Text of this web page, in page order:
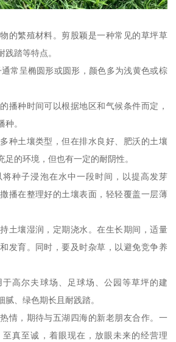
的繁殖材料。剪股颖是一种常见的草坪草
踏等特点。
常呈椭圆形或圆形，颜色多为浅黄色或棕
播种时间可以根据地区和气候条件而定，
。
种土壤类型，但在排水良好、肥沃的土壤
的环境，但也有一定的耐阴性。
种子浸泡在水中一段时间，以提高发芽
播在整理好的土壤表面，轻轻覆盖一层薄
土壤湿润，定期浇水。在生长期间，适量
发育。同时，要及时杂草，以避免竞争养
高尔夫球场、足球场、公园等草坪的建
、绿色期长且耐践踏。
情，期待与五湖四海的新老朋友合作。一
真至诚，着眼现在，放眼未来的经营理